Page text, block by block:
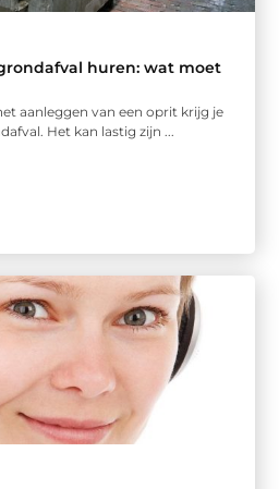
huren: wat moet
aanleggen van een oprit krijg je
Het kan lastig zijn ...